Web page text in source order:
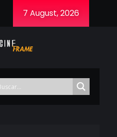
7 August, 2026